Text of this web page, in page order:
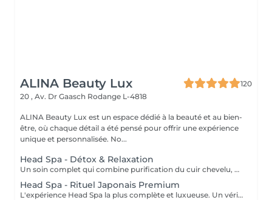
ALINA Beauty Lux
120
20 , Av. Dr Gaasch Rodange L-4818
ALINA Beauty Lux est un espace dédié à la beauté et au bien-
être, où chaque détail a été pensé pour offrir une expérience
unique et personnalisée. No...
Head Spa - Détox & Relaxation
Un soin complet qui combine purification du cuir chevelu, détoxification et massage relaxant. Inspiré des techniques japonaises, il élimine les impuretés, oxygène la peau et favorise la croissance des cheveux. Le visage se détend, l'esprit s'apaise et le cuir chevelu respire à nouveau.
Head Spa - Rituel Japonais Premium
L'expérience Head Spa la plus complète et luxueuse. Un véritable rituel japonais qui associe aromathérapie, massages profonds. Un moment d'équilibre, d'énergie et de renaissance pour le corps et l'esprit.